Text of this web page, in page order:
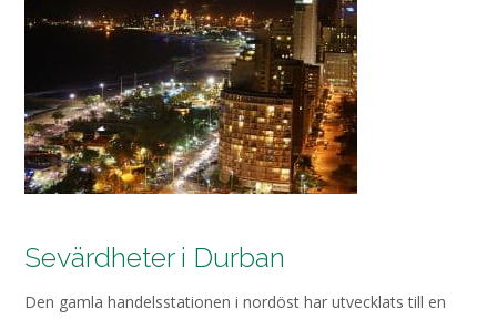
Sevärdheter i Durban
Den gamla handelsstationen i nordöst har utvecklats till en